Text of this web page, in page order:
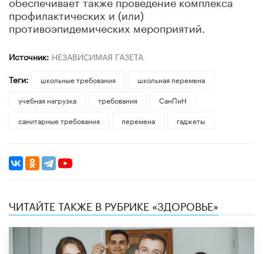
профилактических и (или)
противоэпидемических мероприятий.
Источник: НЕЗАВИСИМАЯ ГАЗЕТА
Теги:
школьные требования
школьная перемена
учебная нагрузка
требования
СанПиН
санитарные требования
перемена гаджеты
ЧИТАЙТЕ ТАКЖЕ В РУБРИКЕ «ЗДОРОВЬЕ»